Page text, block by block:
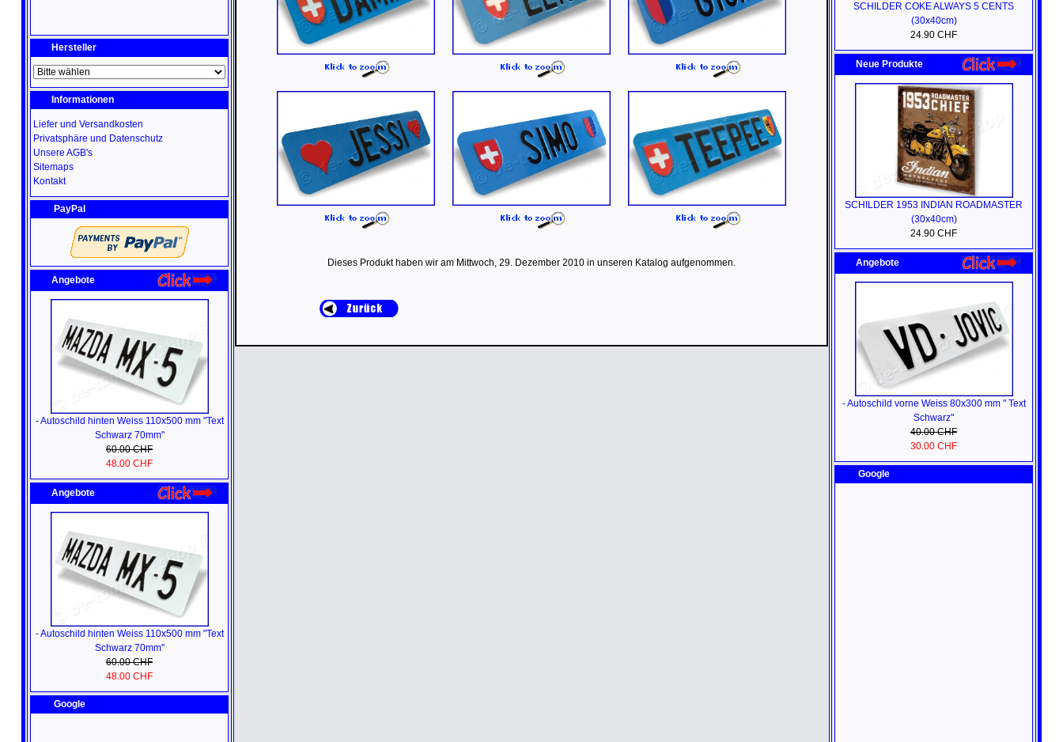
Hersteller
Informationen
Liefer und Versandkosten
Privatsphäre und Datenschutz
Unsere AGB's
Sitemaps
Kontakt
PayPal
Angebote
- Autoschild hinten Weiss 110x500 mm "Text
Schwarz 70mm"
60.00 CHF
48.00 CHF
Angebote
- Autoschild hinten Weiss 110x500 mm "Text
Schwarz 70mm"
60.00 CHF
48.00 CHF
Google
Dieses Produkt haben wir am Mittwoch, 29. Dezember 2010 in unseren Katalog aufgenommen.
SCHILDER COKE ALWAYS 5 CENTS
(30x40cm)
24.90 CHF
Neue Produkte
SCHILDER 1953 INDIAN ROADMASTER
(30x40cm)
24.90 CHF
Angebote
- Autoschild vorne Weiss 80x300 mm " Text
Schwarz"
40.00 CHF
30.00 CHF
Google